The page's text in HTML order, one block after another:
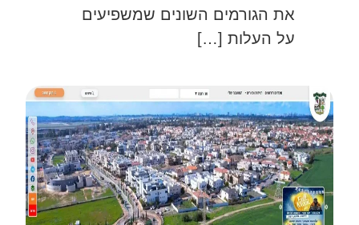
את הגורמים השונים שמשפיעים
על העלות […]